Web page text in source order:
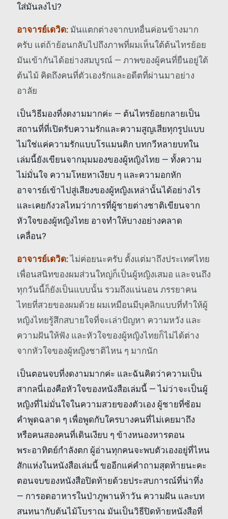
ใส่มันลงไป?
อาจารย์เดวิด: มันแตกต่างจากบทอื่นค่อนข้างมาก
ครับ แต่ถ้าย้อนกลับไปถึงภาพที่ผมเห็นใต้ต้นไทรย้อย
มันเข้ากันได้อย่างสมบูรณ์ — ภาพของผู้คนที่ยืนอยู่ใต้
ต้นไม้ คิดถึงคนที่ตัวเองรักและอดีตที่ผ่านมาอย่าง
อาลัย
เป็นวิธีมองที่งดงามมากค่ะ — ต้นไทรย้อยกลายเป็น
สถานที่ที่เปิดรับความรักและความสูญเสียทุกรูปแบบ
ไม่ใช่แค่ความรักแบบโรแมนติก บทกวีหลายบทใน
เล่มนี้ยังเขียนจากมุมมองของผู้หญิงไทย — ทั้งความ
ไม่มั่นใจ ความโหยหาเงียบ ๆ และความอกหัก
อาจารย์เข้าไปสู่เสียงของผู้หญิงเหล่านั้นได้อย่างไร
และเคยกังวลไหมว่าการที่ผู้ชายต่างชาติเขียนจาก
หัวใจของผู้หญิงไทย อาจทำให้บางอย่างคลาด
เคลื่อน?
อาจารย์เดวิด:ไม่ค่อยนะครับ ตั้งแต่มาถึงประเทศไทย
เพื่อนสนิทของผมส่วนใหญ่ก็เป็นผู้หญิงเสมอ และจนถึง
ทุกวันนี้ก็ยังเป็นแบบนั้น รวมถึงแน่นอน ภรรยาคน
ไทยที่สวยของผมด้วย ผมเหมือนมีบุคลิกแบบที่ทำให้ผู้
หญิงไทยรู้สึกสบายใจที่จะเล่าปัญหา ความหวัง และ
ความฝันให้ฟัง และหัวใจของผู้หญิงไทยก็ไม่ได้ต่าง
จากหัวใจของผู้หญิงชาติไหน ๆ มากนัก
เป็นตอนจบที่งดงามมากค่ะ และฉันคิดว่าความเป็น
สากลนี่เองคือหัวใจของหนังสือเล่มนี้ — ไม่ว่าจะเป็นผู้
หญิงที่ไม่มั่นใจในความสวยของตัวเอง ผู้ชายที่ซ้อม
คำพูดฉลาด ๆ เพื่อพูดกับใครบางคนที่ไม่เคยมาถึง
หรือคนสองคนที่เดินเงียบ ๆ ข้างหนองหารตอน
พระอาทิตย์กำลังตก ผู้อ่านทุกคนจะพบตัวเองอยู่ที่ไหน
สักแห่งในหนังสือเล่มนี้ ขออีกแค่คำถามสุดท้ายนะคะ
ตอนจบของหนังสือปิดท้ายด้วยประสบการณ์ที่น่าทึ่ง
— การอดอาหารในป่าภูพานห้าวัน ความฝัน และบท
สนทนากับต้นไม้โบราณ มันเป็นวิธีปิดท้ายหนังสือที่